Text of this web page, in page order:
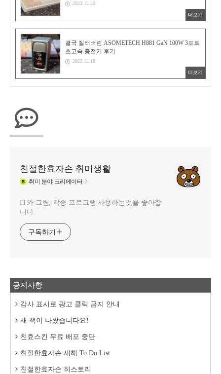
2023.12.20
더보기
결국 질러버린 ASOMETECH H881 GaN 100W 3포트
초고속 충전기 후기
2023.12.18
더보기
친절한효자손 취미생활
취미 분야 크리에이터
IT와 그림, 각종 프로그램 사용하는것을 좋아합
니다.
구독하기
공지사항
감사 표시로 광고 클릭 금지 안내
새 책이 나왔습니다요!
친효스킨 무료 배포 중단
친절한효자손 새해 To Do List
친절한효자손 히스토리